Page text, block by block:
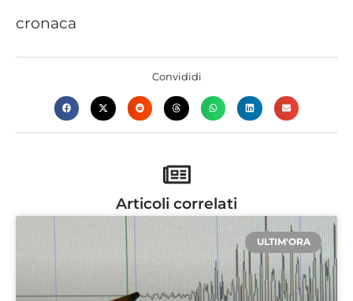
cronaca
Convididi
Articoli correlati
ULTIM'ORA